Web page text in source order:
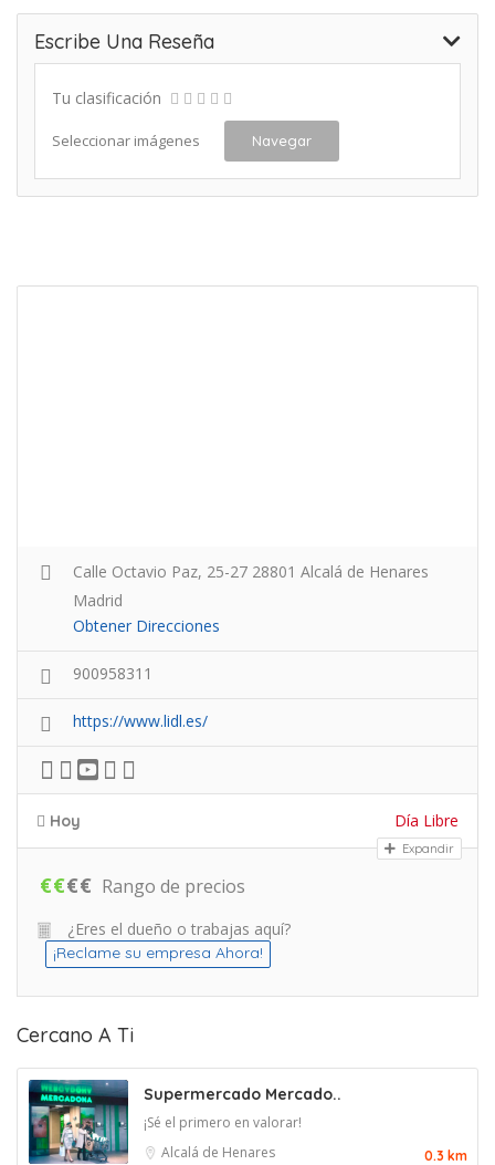
Escribe Una Reseña
Tu clasificación
Seleccionar imágenes Navegar
Calle Octavio Paz, 25-27 28801 Alcalá de Henares
Madrid
Obtener Direcciones
900958311
https://www.lidl.es/
Hoy Día Libre
Expandir
€€€€ Rango de precios
¿Eres el dueño o trabajas aquí?
¡Reclame su empresa Ahora!
Cercano A Ti
Supermercado Mercado..
¡Sé el primero en valorar!
Alcalá de Henares
0.3 km